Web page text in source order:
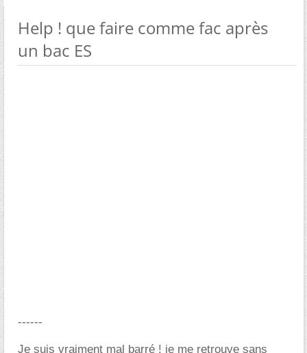
Help ! que faire comme fac après
un bac ES
------
Je suis vraiment mal barré ! je me retrouve sans